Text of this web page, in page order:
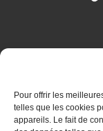
Pour offrir les
telles que les cookies
appareils. Le fait de